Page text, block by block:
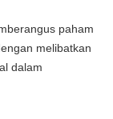
paham
melibatkan
dalam